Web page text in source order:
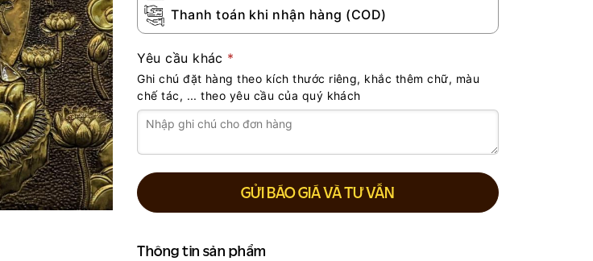
Thanh toán khi nhận hàng (COD)
Yêu cầu khác *
Ghi chú đặt hàng theo kích thước riêng, khắc thêm chữ, màu
chế tác, ... theo yêu cầu của quý khách
GỬI BÁO GIÁ VÀ TƯ VẤN
Thông tin sản phẩm